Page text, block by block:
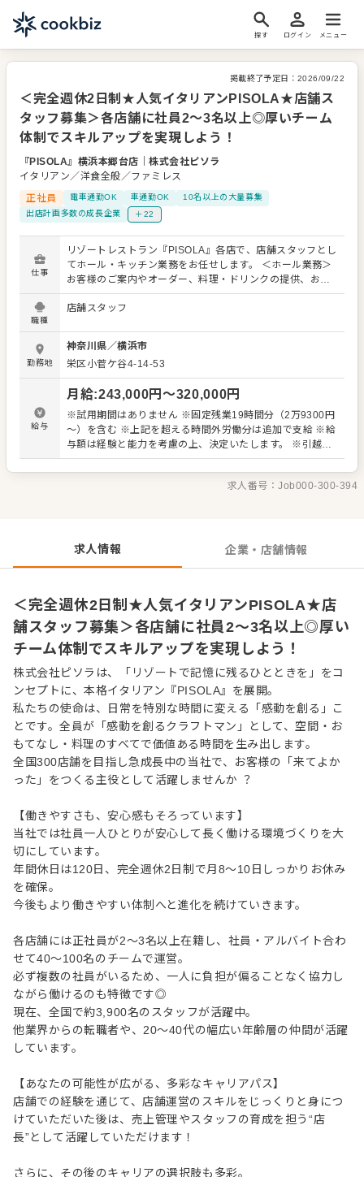
探す ログイン メニュー
掲載終了予定日： 2026/09/22
＜完全週休2日制★人気イタリアンPISOLA★店舗ス
タッフ募集＞各店舗に社員2〜3名以上◎厚いチーム
体制でスキルアップを実現しよう！
『PISOLA』横浜本郷台店 ｜株式会社ピソラ
イタリアン／洋食全般／ファミレス
正社員
電車通勤OK 車通勤OK
10名以上の大量募集
出店計画多数の成長企業
＋22
仕事
リゾートレストラン『PISOLA』各店で、店舗スタッフとし
てホール・キッチン業務をお任せします。 ＜ホール業務＞
お客様のご案内やオーダー、料理・ドリンクの提供、お会
計、テイクアウト対応などを担当します。 お客様一人ひと
りに寄り添った接客を通して、サービスの基本を身につけ
感の生パスタなど、厳選食材を使った本格イタリアンの調
理を担当します。 仕込みから盛り付けまで、一つひとつ丁
寧に技術を身につけられます。 ★入社後のサポート 配属店
舗では先輩トレーナーがマンツーマンでサポート。 「見て
覚える」のではなく、一緒に考えながら実践を通して学べ
るため、未経験の方も安心してスタートできます。 ★「20
代で店長」も珍しくない！多彩なキャリアパス！ ホールと
キッチンの両方を経験しながら、少しずつ店舗運営の全体
なので、若くして店長へステップアップしていく仲間もた
職種
店舗スタッフ
勤務地
神奈川県／横浜市
栄区小菅ケ谷4-14-53
給与
月給:243,000円〜320,000円
※試用期間はありません ※固定残業19時間分（2万9300円
～）を含む ※上記を超える時間外労働分は追加で支給 ※給
与額は経験と能力を考慮の上、決定いたします。 ※引越し
を伴う転勤が発生すると、月給26万3000円～となります。
【社員の年収例】 年収800万円 ／ 35歳 マネージャー職 ／
月給60万円＋賞与 年収500万円 ／ 27歳 店長職 ／月給35
求人番号：Job000-300-394
求人情報 企業・店舗情報
＜完全週休2日制★人気イタリアンPISOLA★店
舗スタッフ募集＞各店舗に社員2〜3名以上◎厚い
チーム体制でスキルアップを実現しよう！
株式会社ピソラは、「リゾートで記憶に残るひとときを」をコ
ンセプトに、本格イタリアン『PISOLA』を展開。
私たちの使命は、日常を特別な時間に変える「感動を創る」こ
とです。全員が「感動を創るクラフトマン」として、空間・お
もてなし・料理のすべてで価値ある時間を生み出します。
全国300店舗を目指し急成長中の当社で、お客様の「来てよか
った」をつくる主役として活躍しませんか ？
【働きやすさも、安心感もそろっています】
当社では社員一人ひとりが安心して長く働ける環境づくりを大
切にしています。
年間休日は120日、完全週休2日制で月8～10日しっかりお休み
を確保。
今後もより働きやすい体制へと進化を続けていきます。
各店舗には正社員が2〜3名以上在籍し、社員・アルバイト合わ
せて40～100名のチームで運営。
必ず複数の社員がいるため、一人に負担が偏ることなく協力し
ながら働けるのも特徴です◎
現在、全国で約3,900名のスタッフが活躍中。
他業界からの転職者や、20〜40代の幅広い年齢層の仲間が活躍
しています。
【あなたの可能性が広がる、多彩なキャリアパス】
店舗での経験を通じて、店舗運営のスキルをじっくりと身につ
けていただいた後は、売上管理やスタッフの育成を担う“店
長”として活躍していただけます！
さらに、その後のキャリアの選択肢も多彩。